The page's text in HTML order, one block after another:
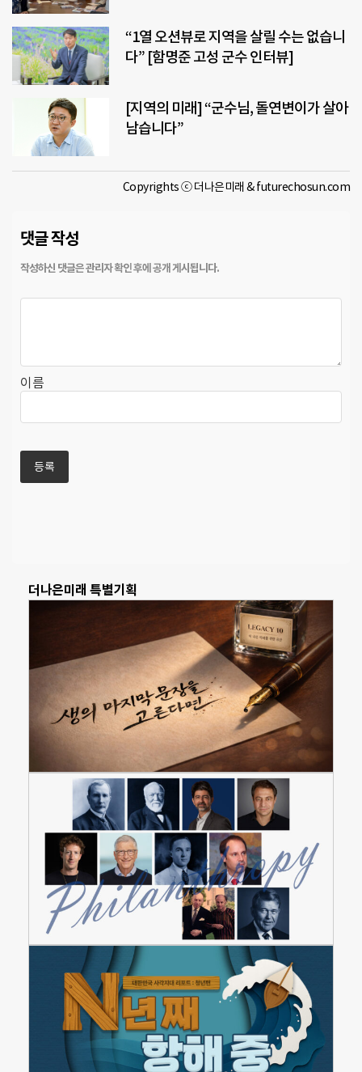
“1열 오션뷰로 지역을 살릴 수는 없습니
다” [함명준 고성 군수 인터뷰]
[지역의 미래] “군수님, 돌연변이가 살아
남습니다”
Copyrights ⓒ 더나은미래 & futurechosun.com
댓글 작성
이름
더나은미래 특별기획